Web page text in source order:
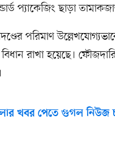
প্যাকেজিং ছাড়া
পরিমাণ
রাখা হয়েছে।
খবর পেতে গুগল নিউজ